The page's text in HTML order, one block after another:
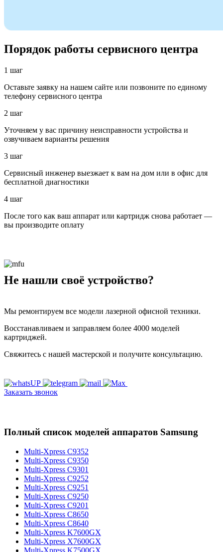
Порядок работы сервисного центра
1 шаг
Оставьте заявку на нашем сайте или позвоните по единому
телефону сервисного центра
2 шаг
Уточняем у вас причину неисправности устройства и
озвучиваем варианты решения
3 шаг
Сервисный инженер выезжает к вам на дом или в офис для
бесплатной диагностики
4 шаг
После того как ваш аппарат или картридж снова работает —
вы производите оплату
Не нашли своё устройство?
Мы ремонтируем все модели лазерной офисной техники.
Восстанавливаем и заправляем более 4000 моделей
картриджей.
Свяжитесь с нашей мастерской и получите консультацию.
Заказать звонок
Полный список моделей аппаратов Samsung
Multi-Xpress C9352
Multi-Xpress C9350
Multi-Xpress C9301
Multi-Xpress C9252
Multi-Xpress C9251
Multi-Xpress C9250
Multi-Xpress C9201
Multi-Xpress C8650
Multi-Xpress C8640
Multi-Xpress K7600GX
Multi-Xpress X7600GX
Multi-Xpress K7500GX